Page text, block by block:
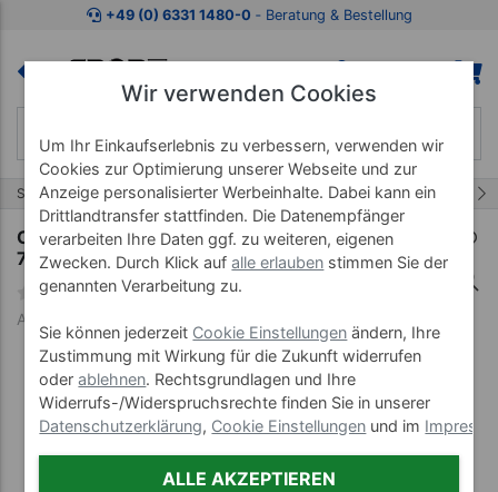
Zum Kaufbereich springen Zur Produktbeschreibung
+49 (0) 6331 1480-0 ‐ Beratung & Bestellung
Start Erste Hilfe Pflaster 13/30
Cutisoft compress, Vlieskompresse, LxB
7,5x7,5 cm, unsteril, 100 Stück
Art-Nr. 28740
Wir verwenden Cookies
Um Ihr Einkaufserlebnis zu verbessern, verwenden wir
Cookies zur Optimierung unserer Webseite und zur
Anzeige personalisierter Werbeinhalte. Dabei kann ein
Drittlandtransfer stattfinden. Die Datenempfänger
verarbeiten Ihre Daten ggf. zu weiteren, eigenen
Zwecken. Durch Klick aufalle erlauben stimmen Sie der
genannten Verarbeitung zu.
Sie können jederzeit Cookie Einstellungen ändern, Ihre
Zustimmung mit Wirkung für die Zukunft widerrufen
oderablehnen. Rechtsgrundlagen und Ihre
Widerrufs-/Widerspruchsrechte finden Sie in unserer
Datenschutzerklärung, Cookie Einstellungen und im
ALLE AKZEPTIEREN